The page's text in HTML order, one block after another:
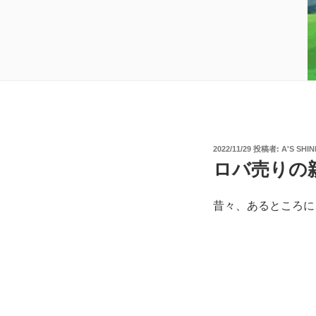
投
2022/11/29 投稿者: Α'S
ロバ売りの
昔々、あるところ